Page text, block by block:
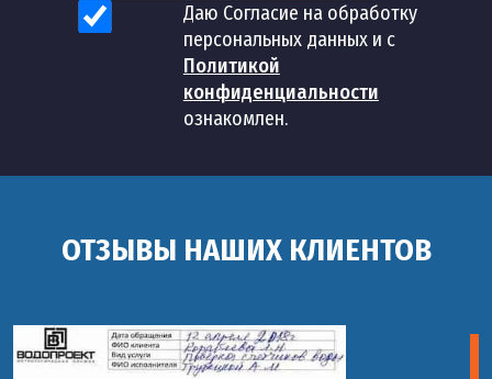
Даю Согласие на обработку
персональных данных и с
Политикой
конфиденциальности
ознакомлен.
ОТЗЫВЫ НАШИХ КЛИЕНТОВ